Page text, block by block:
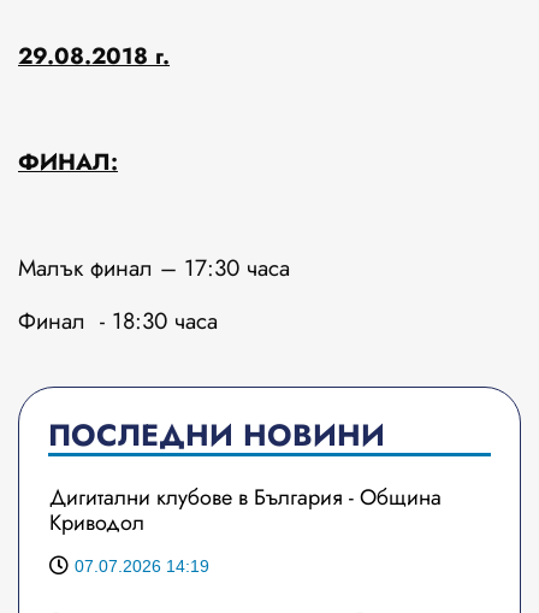
29.08.2018 г.
ФИНАЛ:
Малък финал – 17:30 часа
Финал - 18:30 часа
ПОСЛЕДНИ НОВИНИ
Дигитални клубове в България - Община
Криводол
07.07.2026 14:19